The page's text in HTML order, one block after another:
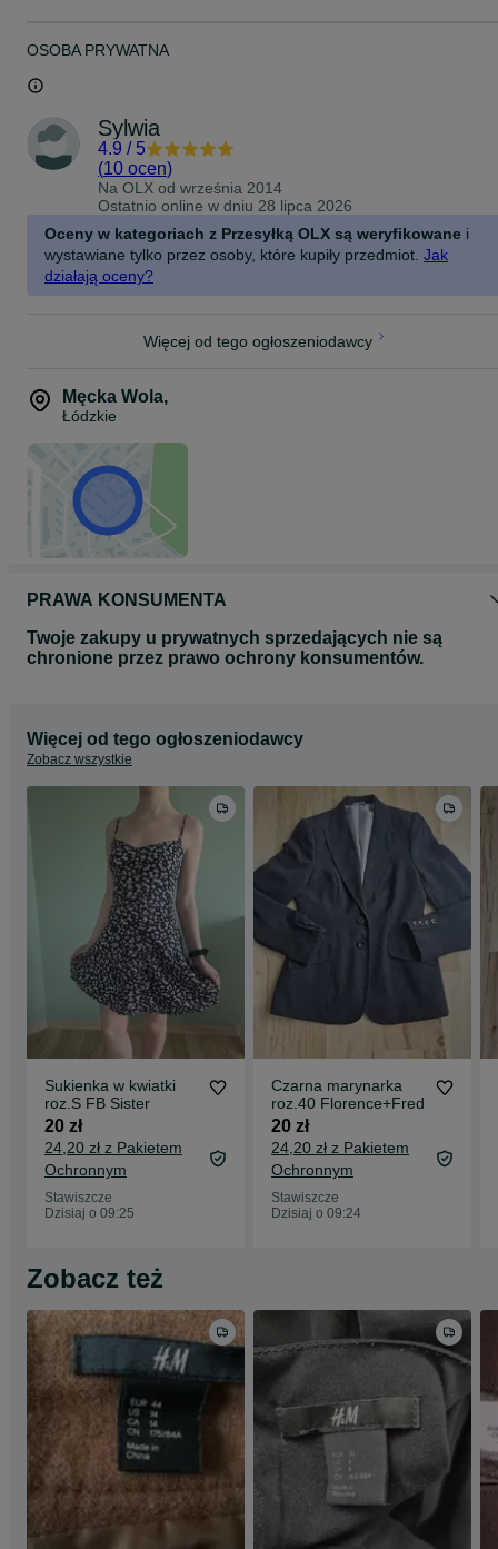
OSOBA PRYWATNA
Sylwia
4.9 / 5
(10 ocen)
Na OLX od września 2014
Ostatnio online w dniu 28 lipca 2026
Oceny w kategoriach z Przesyłką OLX są weryfikowane i
wystawiane tylko przez osoby, które kupiły przedmiot. Jak
działają oceny?
Więcej od tego ogłoszeniodawcy
Męcka Wola,
Łódzkie
PRAWA KONSUMENTA
Twoje zakupy u prywatnych sprzedających nie są
chronione przez prawo ochrony konsumentów.
Więcej od tego ogłoszeniodawcy
Zobacz wszystkie
Sukienka w kwiatki
roz.S FB Sister
20 zł
24,20 zł z Pakietem
Ochronnym
Stawiszcze
Dzisiaj o 09:25
Czarna marynarka
roz.40 Florence+Fred
20 zł
24,20 zł z Pakietem
Ochronnym
Stawiszcze
Dzisiaj o 09:24
Zobacz też